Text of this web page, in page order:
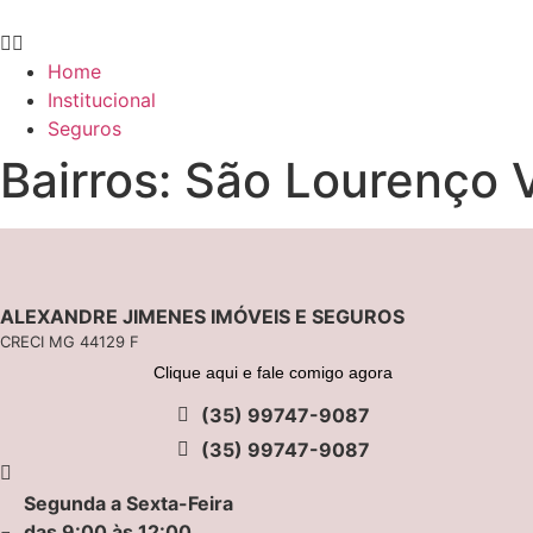
para
conteúdo
Home
Institucional
Seguros
Bairros: São Lourenço
ALEXANDRE JIMENES IMÓVEIS E SEGUROS
CRECI MG 44129 F
Clique aqui e fale comigo agora
(35) 99747-9087
(35) 99747-9087
Segunda a Sexta-Feira